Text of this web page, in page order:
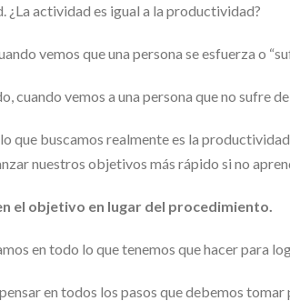
¿La actividad es igual a la productividad?
vemos que una persona se esfuerza o
cuando vemos a una persona que no sufre
que buscamos realmente es la
nuestros objetivos más rápido si no
el objetivo en lugar del procedimiento.
en todo lo que tenemos que hacer para
en todos los pasos que debemos